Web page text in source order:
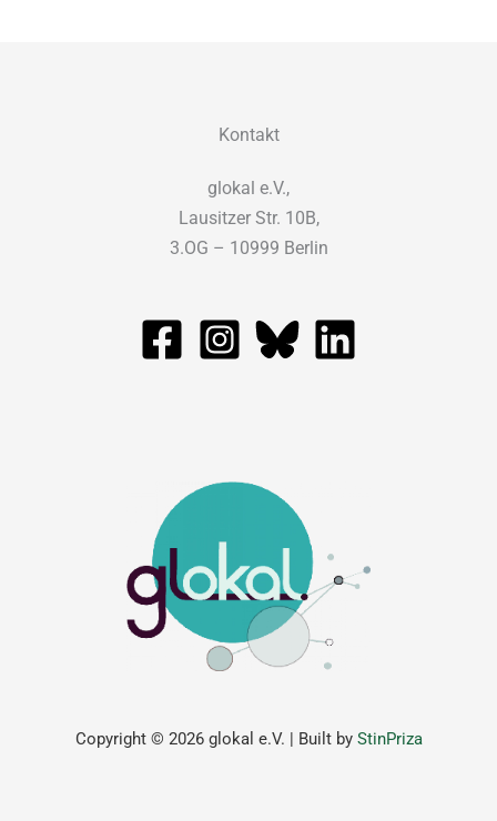
Copyright © 2026 glokal e.V. | Built by StinPriza
Kontakt
glokal e.V.,
Lausitzer Str. 10B,
3.OG – 10999 Berlin